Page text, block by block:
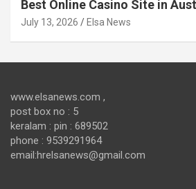
Best Online Casino Site in
July 13, 2026 Elsa News
www.elsanews.com ,
post box no : 5
keralam : pin : 689502
phone : 9539291964
email:hrelsanews@gmail.com